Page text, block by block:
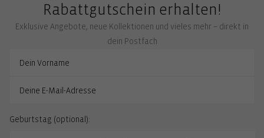
Rabattgutschein erhalten!
Exklusive Angebote, neue Kollektionen und vieles mehr – direkt in
dein Postfach
Geburtstag (optional):